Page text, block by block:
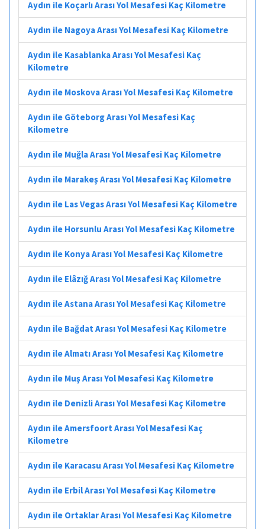
Aydın ile Koçarlı Arası Yol Mesafesi Kaç Kilometre
Aydın ile Nagoya Arası Yol Mesafesi Kaç Kilometre
Aydın ile Kasablanka Arası Yol Mesafesi Kaç
Kilometre
Aydın ile Moskova Arası Yol Mesafesi Kaç Kilometre
Aydın ile Göteborg Arası Yol Mesafesi Kaç
Kilometre
Aydın ile Muğla Arası Yol Mesafesi Kaç Kilometre
Aydın ile Marakeş Arası Yol Mesafesi Kaç Kilometre
Aydın ile Las Vegas Arası Yol Mesafesi Kaç Kilometre
Aydın ile Horsunlu Arası Yol Mesafesi Kaç Kilometre
Aydın ile Konya Arası Yol Mesafesi Kaç Kilometre
Aydın ile Elâzığ Arası Yol Mesafesi Kaç Kilometre
Aydın ile Astana Arası Yol Mesafesi Kaç Kilometre
Aydın ile Bağdat Arası Yol Mesafesi Kaç Kilometre
Aydın ile Almatı Arası Yol Mesafesi Kaç Kilometre
Aydın ile Muş Arası Yol Mesafesi Kaç Kilometre
Aydın ile Denizli Arası Yol Mesafesi Kaç Kilometre
Aydın ile Amersfoort Arası Yol Mesafesi Kaç
Kilometre
Aydın ile Karacasu Arası Yol Mesafesi Kaç Kilometre
Aydın ile Erbil Arası Yol Mesafesi Kaç Kilometre
Aydın ile Ortaklar Arası Yol Mesafesi Kaç Kilometre